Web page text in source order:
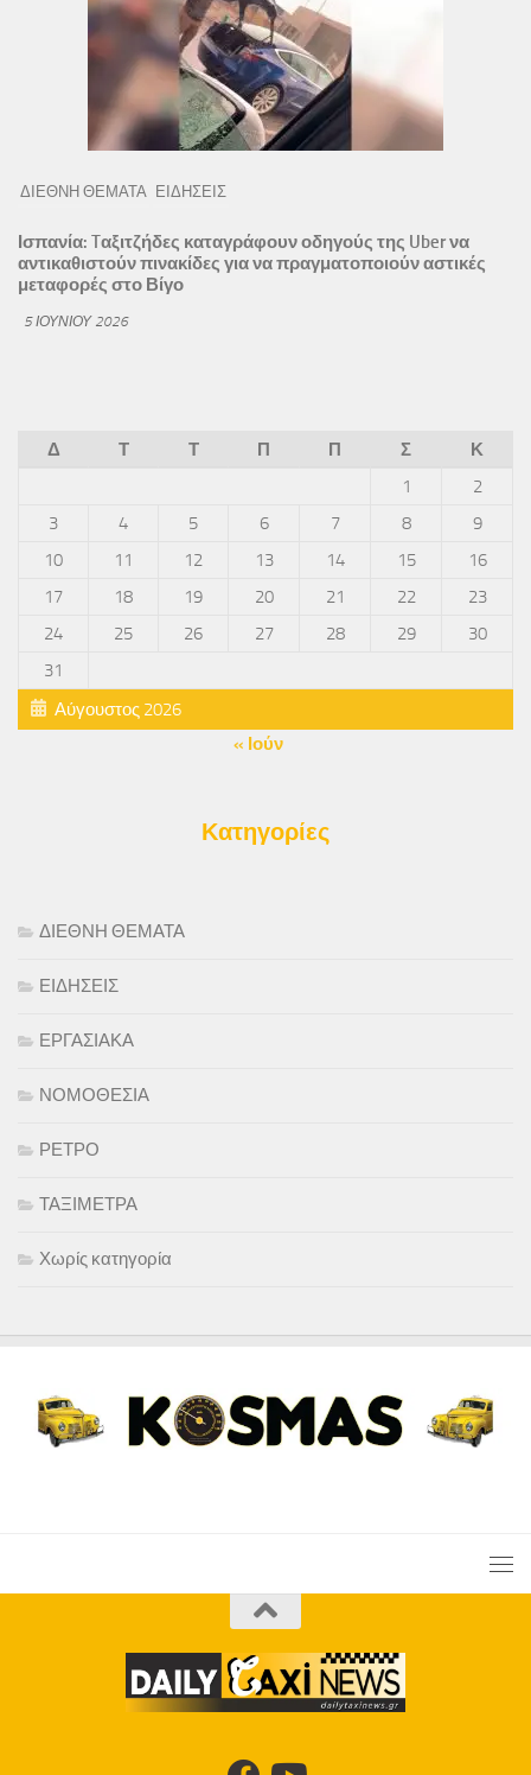
ΔΙΕΘΝΗ ΘΕΜΑΤΑ ΕΙΔΗΣΕΙΣ
Ισπανία: Tαξιτζήδες καταγράφουν οδηγούς της Uber να
αντικαθιστούν πινακίδες για να πραγματοποιούν αστικές
μεταφορές στο Βίγο
5 ΙΟΥΝΊΟΥ 2026
Αύγουστος 2026
Δ Τ Τ Π Π Σ
Κ
1
2
3
4 5 6 7 8
9
10
11 12 13 14 15
16
17
18 19 20 21 22
23
24
25 26 27 28 29
30
31
« Ιούν
Κατηγορίες
ΔΙΕΘΝΗ ΘΕΜΑΤΑ
ΕΙΔΗΣΕΙΣ
ΕΡΓΑΣΙΑΚΑ
ΝΟΜΟΘΕΣΙΑ
ΡΕΤΡΟ
ΤΑΞΙΜΕΤΡΑ
Χωρίς κατηγορία